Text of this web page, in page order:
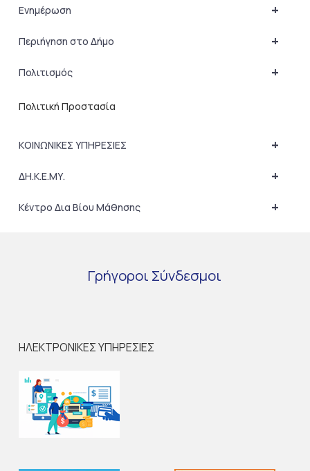
+
Ενημέρωση
+
Περιήγηση στο Δήμο
+
Πολιτισμός
Πολιτική Προστασία
+
ΚΟΙΝΩΝΙΚΕΣ ΥΠΗΡΕΣΙΕΣ
+
ΔΗ.Κ.Ε.ΜΥ.
+
Κέντρο Δια Βίου Μάθησης
Γρήγοροι Σύνδεσμοι
ΗΛΕΚΤΡΟΝΙΚΕΣ ΥΠΗΡΕΣΙΕΣ